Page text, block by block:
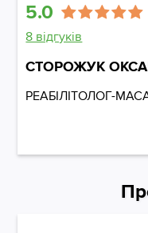
5.0
8 відгуків
СТОРОЖУК
РЕАБІЛІТОЛОГ-